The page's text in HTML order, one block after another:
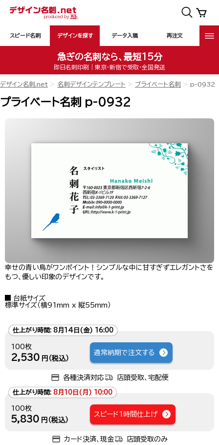
スピード名刺 デザインを探す データ入稿 再注文
急ぎの名刺なら、最短15分
即日名刺印刷｜東京・新宿で受取・全国発送
デザイン名刺.net 名刺デザインテンプレート プライベート名刺 p-0932
プライベート名刺 p-0932
幸せの青い鳥がワンポイント！シンプルな中に甘すぎずエレガントさを
もつ、優しい印象のデザインです。
台紙サイズ
標準サイズ（横91mm x 縦55mm）
仕上がり時間: 8月14日(金) 16:00
100枚
2,530 円（税込）
通常納期で注文する
各種決済対応 店頭受取、宅配便
仕上がり時間: 8月10日(月) 10:00
100枚
5,830 円（税込）
スピード1時間仕上げ
カード決済、現金 店頭受取のみ